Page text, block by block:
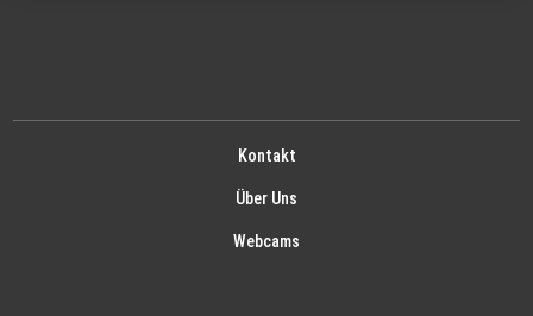
Kontakt
Über Uns
Webcams